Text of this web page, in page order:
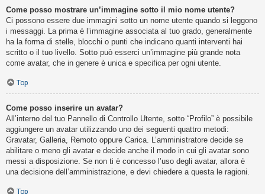
Come posso mostrare un’immagine sotto il mio nome utente?
Ci possono essere due immagini sotto un nome utente quando si leggono
i messaggi. La prima è l’immagine associata al tuo grado, generalmente
ha la forma di stelle, blocchi o punti che indicano quanti interventi hai
scritto o il tuo livello. Sotto può esserci un’immagine più grande nota
come avatar, che in genere è unica e specifica per ogni utente.
Top
Come posso inserire un avatar?
All’interno del tuo Pannello di Controllo Utente, sotto “Profilo” è possibile
aggiungere un avatar utilizzando uno dei seguenti quattro metodi:
Gravatar, Galleria, Remoto oppure Carica. L’amministratore decide se
abilitare o meno gli avatar e decide anche il modo in cui gli avatar sono
messi a disposizione. Se non ti è concesso l’uso degli avatar, allora è
una decisione dell’amministrazione, e devi chiedere a questa le ragioni.
Top